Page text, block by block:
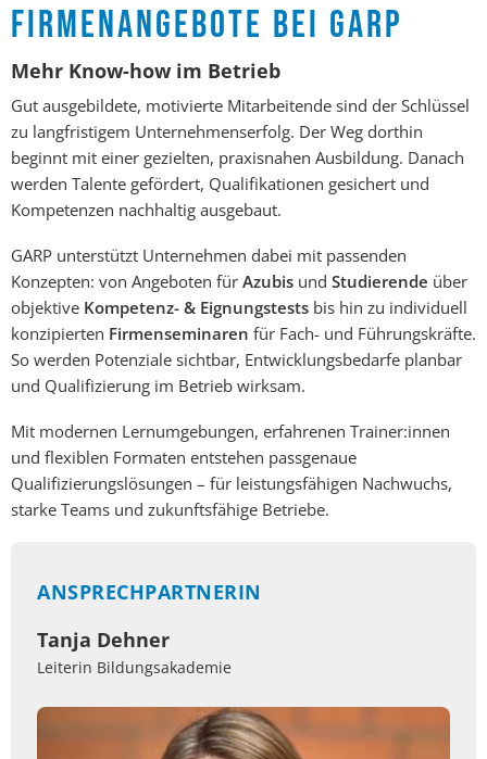
FIRMENANGEBOTE BEI GARP
Mehr Know-how im Betrieb
Gut ausgebildete, motivierte Mitarbeitende sind der Schlüssel
zu langfristigem Unternehmenserfolg. Der Weg dorthin
beginnt mit einer gezielten, praxisnahen Ausbildung. Danach
werden Talente gefördert, Qualifikationen gesichert und
Kompetenzen nachhaltig ausgebaut.
GARP unterstützt Unternehmen dabei mit passenden
Konzepten: von Angeboten für Azubis und Studierende über
objektive Kompetenz- & Eignungstests bis hin zu individuell
konzipierten Firmenseminaren für Fach- und Führungskräfte.
So werden Potenziale sichtbar, Entwicklungsbedarfe planbar
und Qualifizierung im Betrieb wirksam.
Mit modernen Lernumgebungen, erfahrenen Trainer:innen
und flexiblen Formaten entstehen passgenaue
Qualifizierungslösungen – für leistungsfähigen Nachwuchs,
starke Teams und zukunftsfähige Betriebe.
ANSPRECHPARTNERIN
Tanja Dehner
Leiterin Bildungsakademie